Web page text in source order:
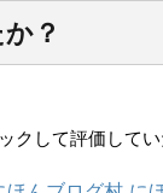
？
して評価してい